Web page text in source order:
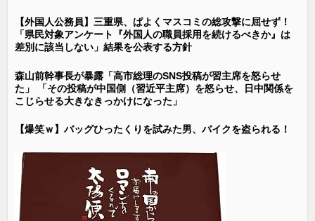
【外国人公務員】三重県、ぱよくマスコミの総攻撃に屈せず！
「県民対象アンケート『外国人の職員採用を続けるべきか』は
差別に該当しない」結果を公表する方針
森山前幹事長が暴露「高市総理のSNS投稿が習主席を怒らせ
た」 「その投稿が中国側（習近平主席）を怒らせ、日中関係を
こじらせる大きなきっかけになった」
【爆笑ｗ】バッグひったくりを試みた男、バイクを盗られる！